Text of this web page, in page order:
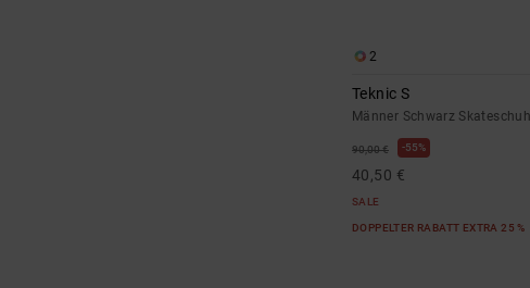
2
Teknic S
Männer Schwarz
90,00 € 55%
40,50 €
SALE
DOPPELTER RABATT EXTRA 25 %